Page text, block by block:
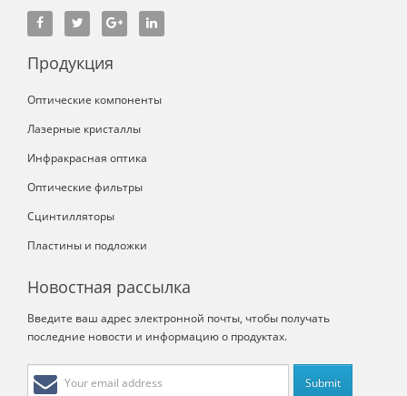
Продукция
Оптические компоненты
Лазерные кристаллы
Инфракрасная оптика
Оптические фильтры
Сцинтилляторы
Пластины и подложки
Новостная рассылка
Введите ваш адрес электронной почты, чтобы получать
последние новости и информацию о продуктах.